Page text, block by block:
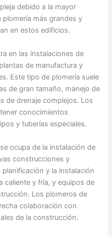
debido a la mayor
más grandes y
en estos edificios.
en las instalaciones de
de manufactura y
Este tipo de plomería suele
de gran tamaño, manejo de
de drenaje complejos. Los
conocimientos
y tuberías especiales.
ocupa de la instalación de
construcciones y
y la instalación
caliente y fría, y equipos de
Los plomeros de
colaboración con
de la construcción.